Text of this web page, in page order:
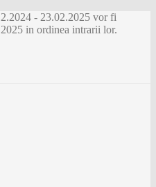
- 23.02.2025 vor fi
in ordinea intrarii lor.